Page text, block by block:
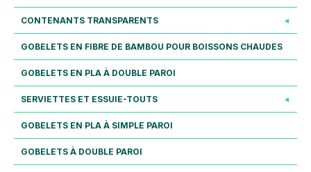
CONTENANTS TRANSPARENTS
GOBELETS EN FIBRE DE BAMBOU POUR BOISSONS CHAUDES
GOBELETS EN PLA À DOUBLE PAROI
SERVIETTES ET ESSUIE-TOUTS
GOBELETS EN PLA À SIMPLE PAROI
GOBELETS À DOUBLE PAROI